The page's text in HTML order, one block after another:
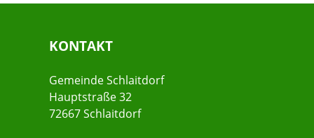
KONTAKT
Gemeinde Schlaitdorf
Hauptstraße 32
72667 Schlaitdorf